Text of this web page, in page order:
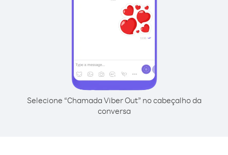
Selecione “Chamada Viber Out” no cabeçalho da
conversa